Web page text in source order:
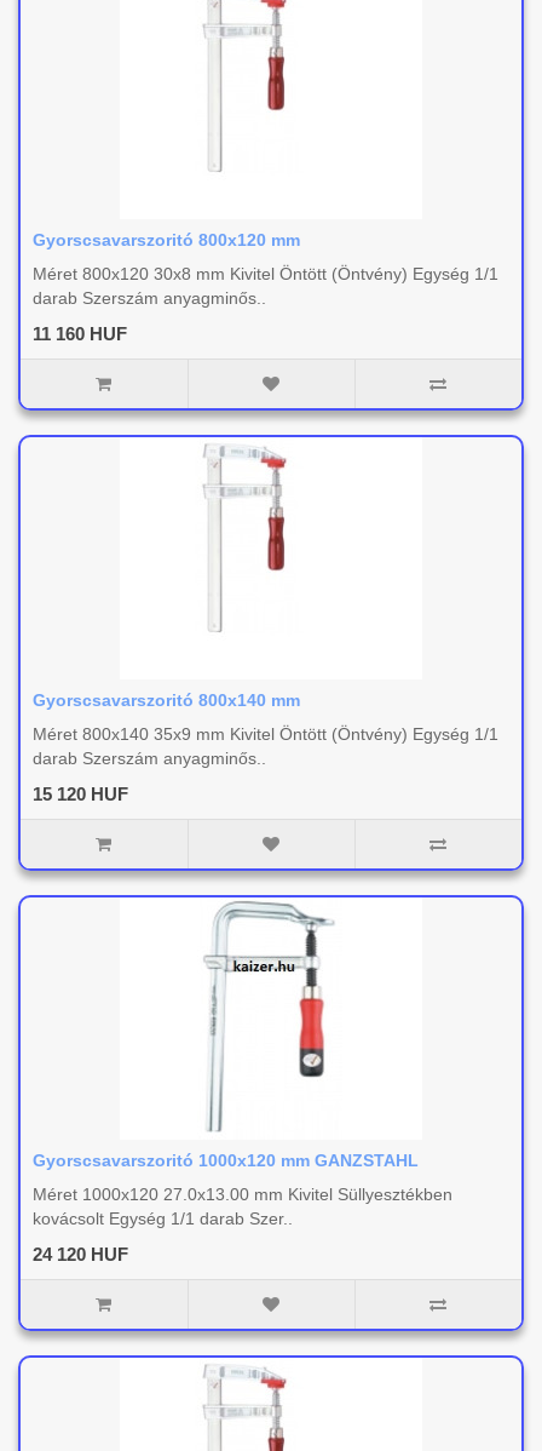
Gyorscsavarszoritó 800x120 mm
Méret 800x120 30x8 mm Kivitel Öntött (Öntvény) Egység 1/1
darab Szerszám anyagminős..
11 160 HUF
Gyorscsavarszoritó 800x140 mm
Méret 800x140 35x9 mm Kivitel Öntött (Öntvény) Egység 1/1
darab Szerszám anyagminős..
15 120 HUF
Gyorscsavarszoritó 1000x120 mm GANZSTAHL
Méret 1000x120 27.0x13.00 mm Kivitel Süllyesztékben
kovácsolt Egység 1/1 darab Szer..
24 120 HUF